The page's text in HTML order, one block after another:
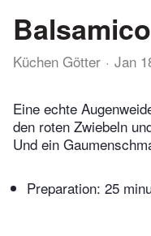
Küchen Götter Jan
Eine echte
den roten Zwiebeln
Und ein
Preparation: 25